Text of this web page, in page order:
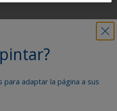
para adaptar la página a sus
la ayuda necesaria para
de nuestra continua